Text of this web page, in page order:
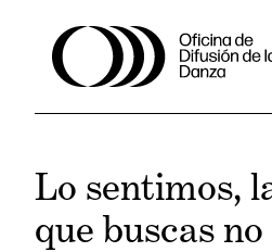
Lo sentimos,
que buscas